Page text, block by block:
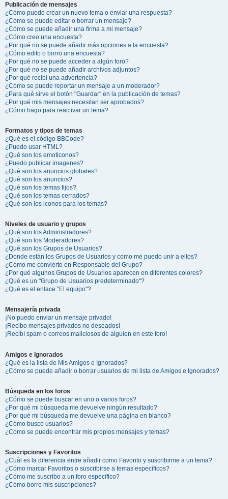
Publicación de mensajes
¿Cómo puedo crear un nuevo tema o enviar una respuesta?
¿Cómo se puede editar o borrar un mensaje?
¿Cómo se puede añadir una firma a mi mensaje?
¿Cómo creo una encuesta?
¿Por qué no se puede añadir más opciones a la encuesta?
¿Cómo edito o borro una encuesta?
¿Por qué no se puede acceder a algún foro?
¿Por qué no se puede añadir archivos adjuntos?
¿Por qué recibí una advertencia?
¿Cómo se puede reportar un mensaje a un moderador?
¿Para qué sirve el botón "Guardar" en la publicación de temas?
¿Por qué mis mensajes necesitan ser aprobados?
¿Cómo hago para reactivar un tema?
Formatos y tipos de temas
¿Qué es el código BBCode?
¿Puedo usar HTML?
¿Qué son los emoticonos?
¿Puedo publicar imagenes?
¿Qué son los anuncios globales?
¿Qué son los anuncios?
¿Qué son los temas fijos?
¿Qué son los temas cerrados?
¿Qué son los iconos para los temas?
Niveles de usuario y grupos
¿Qué son los Administradores?
¿Qué son los Moderadores?
¿Qué son los Grupos de Usuarios?
¿Donde están los Grupos de Usuarios y como me puedo unir a ellos?
¿Cómo me convierto en Responsable del Grupo?
¿Por qué algunos Grupos de Usuarios aparecen en diferentes colores?
¿Qué es un "Grupo de Usuarios predeterminado"?
¿Qué es el enlace "El equipo"?
Mensajería privada
¡No puedo enviar un mensaje privado!
¡Recibo mensajes privados no deseados!
¡Recibí spam o correos maliciosos de alguien en este foro!
Amigos e Ignorados
¿Qué es la lista de Mis Amigos e Ignorados?
¿Cómo se puede añadir o borrar usuarios de mi lista de Amigos e Ignorados?
Búsqueda en los foros
¿Cómo se puede buscar en uno o varios foros?
¿Por qué mi búsqueda me devuelve ningún resultado?
¿Por qué mi búsqueda me devuelve una página en blanco?
¿Cómo busco usuarios?
¿Como se puede encontrar mis propios mensajes y temas?
Suscripciones y Favoritos
¿Cuál es la diferencia entre añadir como Favorito y suscribirme a un tema?
¿Cómo marcar Favoritos o suscribirse a temas específicos?
¿Cómo me suscribo a un foro específico?
¿Cómo borro mis suscripciones?